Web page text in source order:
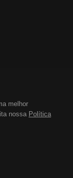
melhor
nossa Política